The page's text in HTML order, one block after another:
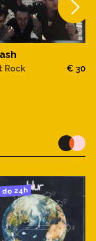
Rock € 30
do 24h